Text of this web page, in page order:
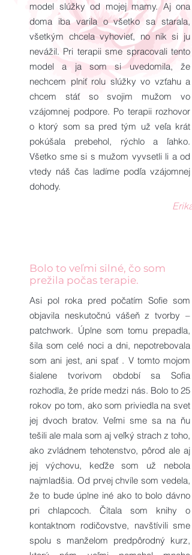
model slúžky od mojej mamy. Aj ona
doma iba varila o všetko sa starala,
všetkým chcela vyhovieť, no nik si ju
nevážil. Pri terapii sme spracovali tento
model a ja som si uvedomila, že
nechcem plniť rolu slúžky vo vzťahu a
chcem stáť so svojim mužom vo
vzájomnej podpore. Po terapii rozhovor
o ktorý som sa pred tým už veľa krát
pokúšala prebehol, rýchlo a ľahko.
Všetko sme si s mužom vyvsetli li a od
vtedy náš čas ladíme podľa vzájomnej
dohody.
Erika
Bolo to veľmi silné, čo som
prežila počas terapie.
Asi pol roka pred počatím Sofie som
objavila neskutočnú vášeň z tvorby –
patchwork. Úplne som tomu prepadla,
šila som celé noci a dni, nepotrebovala
som ani jest, ani spať . V tomto mojom
šialene tvorivom období sa Sofia
rozhodla, že príde medzi nás. Bolo to 25
rokov po tom, ako som priviedla na svet
jej dvoch bratov. Veľmi sme sa na ňu
tešili ale mala som aj veľký strach z toho,
ako zvládnem tehotenstvo, pôrod ale aj
jej výchovu, keďže som už nebola
najmladšia. Od prvej chvíle som vedela,
že to bude úplne iné ako to bolo dávno
pri chlapcoch. Čítala som knihy o
kontaktnom rodičovstve, navštívili sme
spolu s manželom predpôrodný kurz,